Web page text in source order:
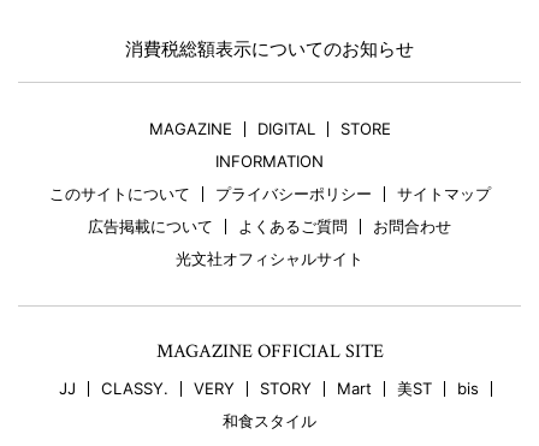
消費税総額表示についてのお知らせ
MAGAZINE DIGITAL
STORE
INFORMATION
このサイトについて
プライバシーポリシー
サイトマップ
広告掲載について
よくあるご質問
お問合わせ
光文社オフィシャルサイト
MAGAZINE OFFICIAL SITE
JJ CLASSY. VERY STORY Mart 美ST
bis
和食スタイル